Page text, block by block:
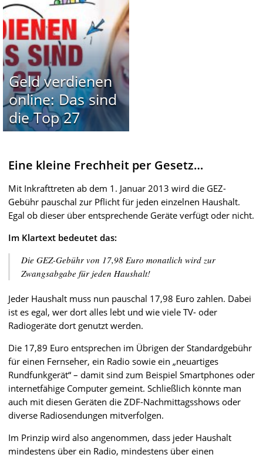
Geld verdienen
online: Das sind
die Top 27
Eine kleine Frechheit per Gesetz…
Mit Inkrafttreten ab dem 1. Januar 2013 wird die GEZ-
Gebühr pauschal zur Pflicht für jeden einzelnen Haushalt.
Egal ob dieser über entsprechende Geräte verfügt oder nicht.
Im Klartext bedeutet das:
Die GEZ-Gebühr von 17,98 Euro monatlich wird zur
Zwangsabgabe für jeden Haushalt!
Jeder Haushalt muss nun pauschal 17,98 Euro zahlen. Dabei
ist es egal, wer dort alles lebt und wie viele TV- oder
Radiogeräte dort genutzt werden.
Die 17,89 Euro entsprechen im Übrigen der Standardgebühr
für einen Fernseher, ein Radio sowie ein „neuartiges
Rundfunkgerät“ – damit sind zum Beispiel Smartphones oder
internetfähige Computer gemeint. Schließlich könnte man
auch mit diesen Geräten die ZDF-Nachmittagsshows oder
diverse Radiosendungen mitverfolgen.
Im Prinzip wird also angenommen, dass jeder Haushalt
mindestens über ein Radio, mindestens über einen